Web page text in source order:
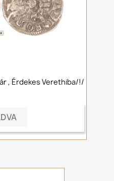
, Érdekes Verethiba/!/